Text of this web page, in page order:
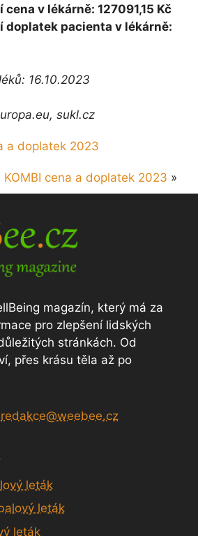
v lékárně: 127091,15 Kč
doplatek pacienta v lékárně:
16.10.2023
sukl.cz
a doplatek 2023
KOMBI cena a doplatek 2023 »
magazín, který má za
pro zlepšení lidských
stránkách. Od
přes krásu těla až po
redakce@weebee.cz
leták
leták
leták